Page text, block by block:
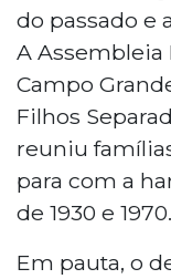
do passado e
A Assembleia
Campo
Filhos
reuniu
para com a
de 1930 e 1970.
Em pauta, o